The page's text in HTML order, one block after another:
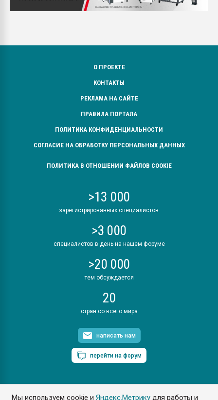
Мы используем cookie иЯндекс.Метрику для работы и
О ПРОЕКТЕ
КОНТАКТЫ
РЕКЛАМА НА САЙТЕ
ПРАВИЛА ПОРТАЛА
ПОЛИТИКА КОНФИДЕНЦИАЛЬНОСТИ
СОГЛАСИЕ НА ОБРАБОТКУ ПЕРСОНАЛЬНЫХ ДАННЫХ
ПОЛИТИКА В ОТНОШЕНИИ ФАЙЛОВ COOKIE
>13 000
зарегистрированных специалистов
>3 000
специалистов в день на нашем форуме
>20 000
тем обсуждается
20
стран со всего мира
написать нам
перейти на форум
ПластЭксперт © 2006. Все права защищены